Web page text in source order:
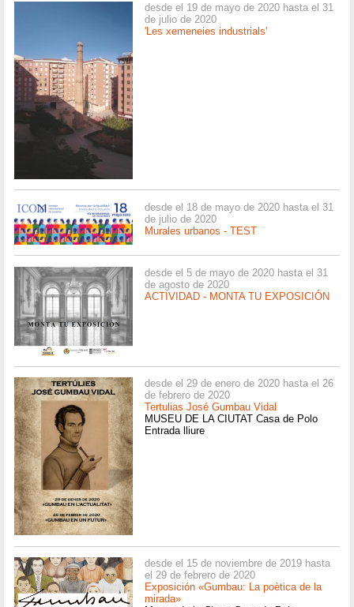
desde el 19 de mayo de 2020 hasta el 31
de julio de 2020
'Les xemeneies industrials'
desde el 18 de mayo de 2020 hasta el 31
de julio de 2020
Murales urbanos - TEST
desde el 5 de mayo de 2020 hasta el 31
de agosto de 2020
ACTIVIDAD - MONTA TU EXPOSICIÓN
desde el 29 de enero de 2020 hasta el 26
de febrero de 2020
Tertulias José Gumbau Vidal
MUSEU DE LA CIUTAT Casa de Polo
Entrada lliure
desde el 15 de noviembre de 2019 hasta
el 29 de febrero de 2020
Exposición «Gumbau: La poètica de la
mirada»